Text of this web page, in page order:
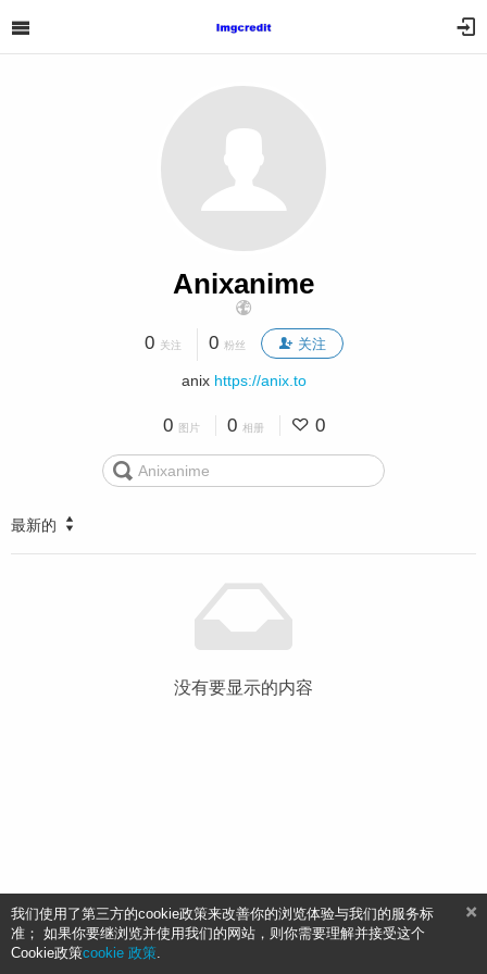
Anixanime
0 关注 0 粉丝 关注
anix https://anix.to
0 图片 0 相册 0
最新的
没有要显示的内容
我们使用了第三方的cookie政策来改善你的浏览体验与我们的服务标
准； 如果你要继浏览并使用我们的网站，则你需要理解并接受这个
Cookie政策cookie 政策.